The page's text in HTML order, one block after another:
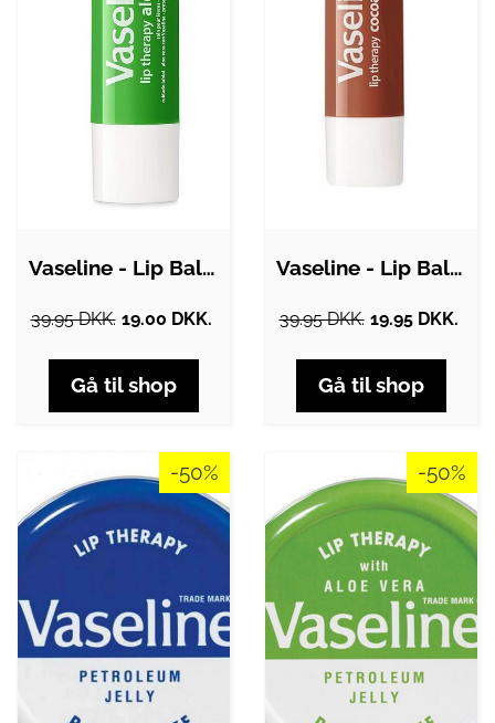
Vaseline - Lip Balm Aloe Vera - 4,8 gr.
39.95 DKK. 19.00 DKK.
Gå til shop
Vaseline - Lip Balm Cocoa Butter - 4,8…
39.95 DKK. 19.95 DKK.
Gå til shop
-50% -50%